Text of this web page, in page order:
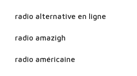
radio alternative en ligne
radio amazigh
radio américaine